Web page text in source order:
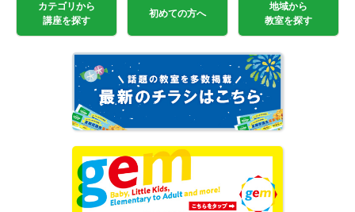
カテゴリから
講座を探す
初めての方へ
地域から
教室を探す